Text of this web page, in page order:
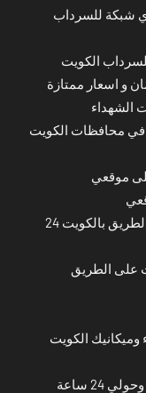
شبكة للسرداب
الكويت
و اسعار ممتازة
الشهداء
موقعي
بنشر تصليح سيارات متنقل متطور على الطريق بالكويت 24
على الطريق
وميكانيك الكويت
ساعة